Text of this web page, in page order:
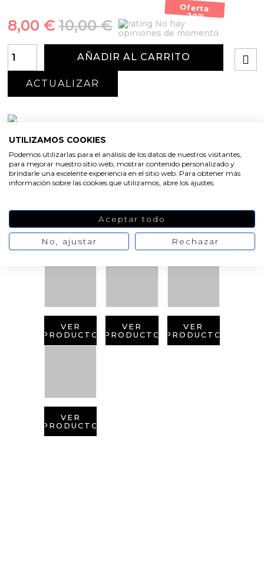
Oferta
-20%
10,00 €
8,00 €
No hay
opiniones de momento
AÑADIR AL CARRITO
PRODUCTOS
RELACIONADOS
VER
PRODUCTO
VER
PRODUCTO
VER
PRODUCTO
VER
PRODUCTO
UTILIZAMOS COOKIES
Podemos utilizarlas para el análisis de los datos de nuestros visitantes,
para mejorar nuestro sitio web, mostrar contenido personalizado y
brindarle una excelente experiencia en el sitio web. Para obtener más
información sobre las cookies que utilizamos, abre los ajustes.
Aceptar todo
No, ajustar Rechazar